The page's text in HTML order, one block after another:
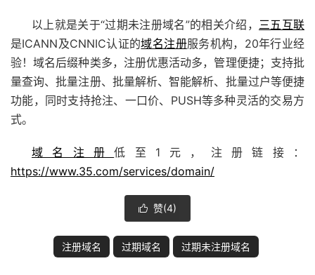
以上就是关于“过期未注册域名”的相关介绍， 三五互联
是ICANN及CNNIC认证的域名注册服务机构，20年行业经
验！域名后缀种类多，注册优惠活动多，管理便捷；支持批
量查询、批量注册、批量解析、智能解析、批量过户等便捷
功能，同时支持抢注、一口价、PUSH等多种灵活的交易方
式。
域名注册低至1元，注册链接：
https://www.35.com/services/domain/
 赞(4)
注册域名 过期域名 过期未注册域名